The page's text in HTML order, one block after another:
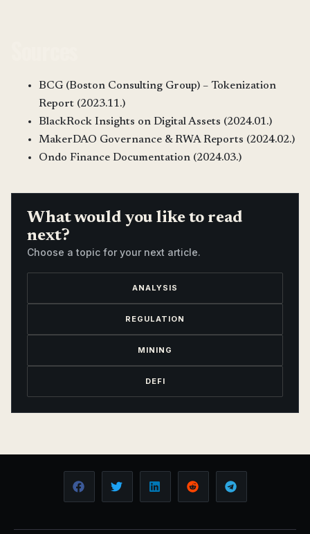
BCG (Boston Consulting Group) – Tokenization
Report (2023.11.)
BlackRock Insights on Digital Assets (2024.01.)
MakerDAO Governance & RWA Reports (2024.02.)
Ondo Finance Documentation (2024.03.)
What would you like to read
next?
Choose a topic for your next article.
ANALYSIS
REGULATION
MINING
DEFI